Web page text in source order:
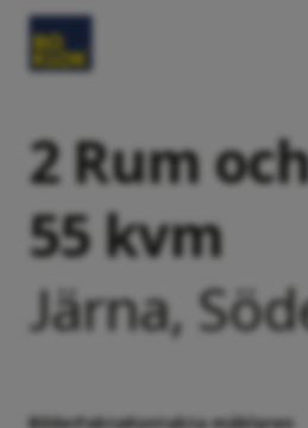
2 Rum
55 kvm
Järna,
BilderFaktaKontakta mäklaren